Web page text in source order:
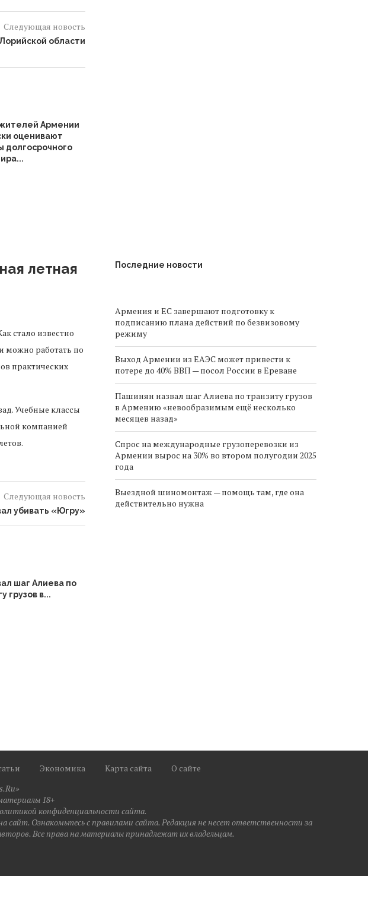
Следующая новость
области
Армении
оценивают
долгосрочного
летная
стало известно
можно работать по
практических
Учебные классы
компанией
Следующая новость
убивать «Югру»
шаг Алиева по
грузов в...
Последние новости
Армения и ЕС завершают подготовку к
подписанию плана действий по безвизовому
режиму
Выход Армении из ЕАЭС может привести к
потере до 40% ВВП — посол России в Ереване
Пашинян назвал шаг Алиева по транзиту грузов
в Армению «невообразимым ещё несколько
месяцев назад»
Спрос на международные грузоперевозки из
Армении вырос на 30% во втором полугодии 2025
года
Выездной шиномонтаж — помощь там, где она
действительно нужна
Экономика Карта сайта
О сайте
18+
конфиденциальности сайта.
сайт. Ознакомьтесь с правилами сайта. Редакция не несет ответственности за
Все права на материалы принадлежат их владельцам.